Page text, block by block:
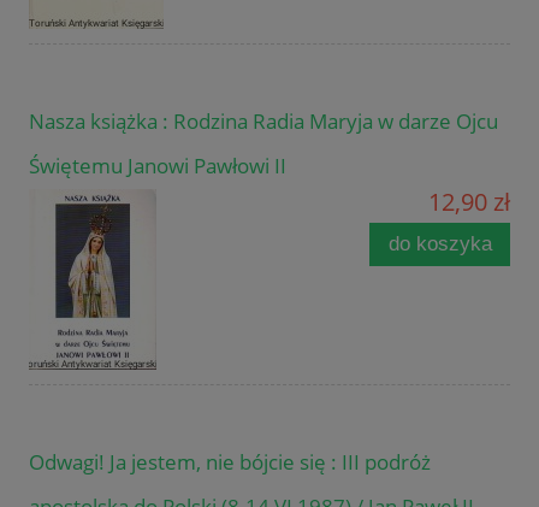
Nasza książka : Rodzina Radia Maryja w darze Ojcu
Świętemu Janowi Pawłowi II
12,90 zł
do koszyka
Odwagi! Ja jestem, nie bójcie się : III podróż